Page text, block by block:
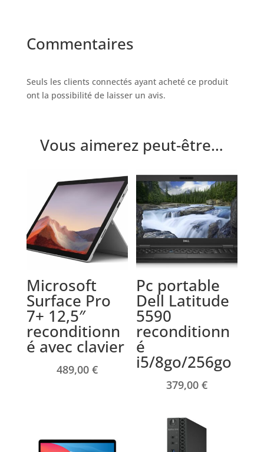
Commentaires
Seuls les clients connectés ayant acheté ce produit
ont la possibilité de laisser un avis.
Vous aimerez peut-être…
Microsoft
Surface Pro
7+ 12,5″
reconditionn
é avec clavier
489,00 €
Pc portable
Dell Latitude
5590
reconditionn
é
i5/8go/256go
379,00€